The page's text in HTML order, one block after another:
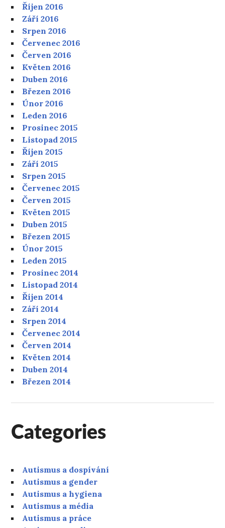
Říjen 2016
Září 2016
Srpen 2016
Červenec 2016
Červen 2016
Květen 2016
Duben 2016
Březen 2016
Únor 2016
Leden 2016
Prosinec 2015
Listopad 2015
Říjen 2015
Září 2015
Srpen 2015
Červenec 2015
Červen 2015
Květen 2015
Duben 2015
Březen 2015
Únor 2015
Leden 2015
Prosinec 2014
Listopad 2014
Říjen 2014
Září 2014
Srpen 2014
Červenec 2014
Červen 2014
Květen 2014
Duben 2014
Březen 2014
Categories
Autismus a dospívání
Autismus a gender
Autismus a hygiena
Autismus a média
Autismus a práce